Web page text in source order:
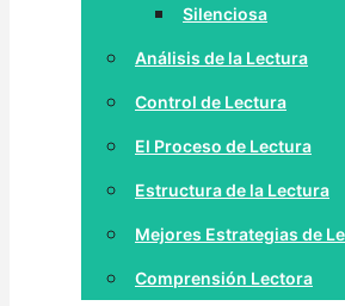
Silenciosa
Análisis de la Lectura
Control de Lectura
El Proceso de Lectura
Estructura de la Lectura
Mejores Estrategias de
Comprensión Lectora